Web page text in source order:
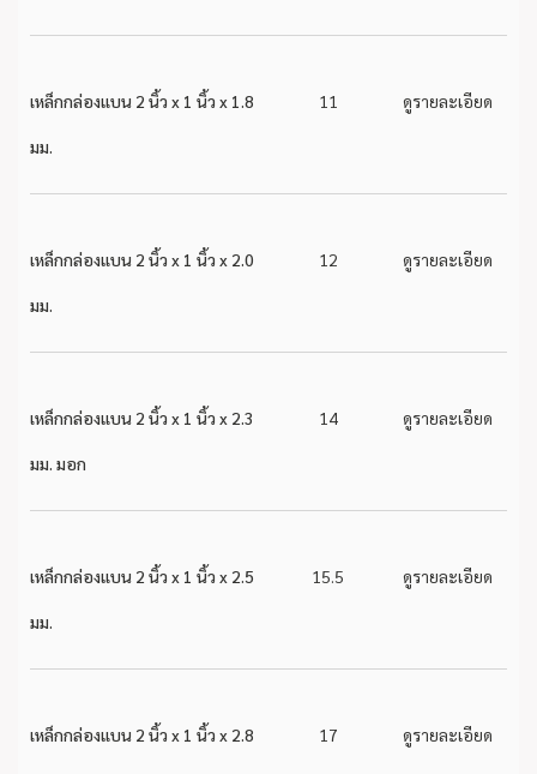
เหล็กกล่องแบน 2 นิ้ว x 1 นิ้ว x 1.8
มม.
11 ดูรายละเอียด
เหล็กกล่องแบน 2 นิ้ว x 1 นิ้ว x 2.0
มม.
12 ดูรายละเอียด
เหล็กกล่องแบน 2 นิ้ว x 1 นิ้ว x 2.3
มม. มอก
14 ดูรายละเอียด
เหล็กกล่องแบน 2 นิ้ว x 1 นิ้ว x 2.5
มม.
15.5 ดูรายละเอียด
เหล็กกล่องแบน 2 นิ้ว x 1 นิ้ว x 2.8 17 ดูรายละเอียด